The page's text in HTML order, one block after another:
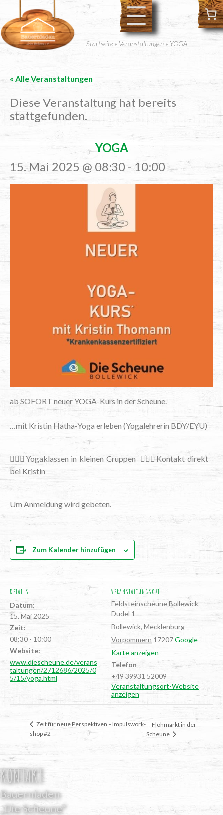
Startseite» Veranstaltungen» YOGA
« Alle Veranstaltungen
Diese Veranstaltung hat bereits
stattgefunden.
YOGA
15. Mai 2025 @ 08:30 - 10:00
ab SOFORT neu­er YOGA-Kurs in der Scheune.
…mit Kris­tin Hatha-Yoga erle­ben (Yoga­leh­re­rin BDY/EYU)
🧘🏻‍♀️Yoga­klas­sen in klei­nen Grup­pen 🙋🏻‍♀️Kon­takt direkt
bei Kristin
Um Anmel­dung wird gebeten.
Zum Kalender hinzufügen
DETAILS
Datum:
15. Mai 2025
Zeit:
08:30 - 10:00
Website:
www.diescheune.de/verans
taltungen/2712686/2025/0
5/15/yoga.html
VERANSTALTUNGSORT
Feld­stein­scheu­ne Bollewick
Dudel 1
Bollewick, Mecklenburg-
Vorpommern 17207Google-
Karte anzeigen
Telefon
+49 39931 52009
Veranstaltungsort-Website
anzeigen
Zeit für neue Per­spek­ti­ven – Impuls­work­
shop #2
Floh­markt in der
Scheune
KONTAKT
Bauernladen
„Die Scheune“